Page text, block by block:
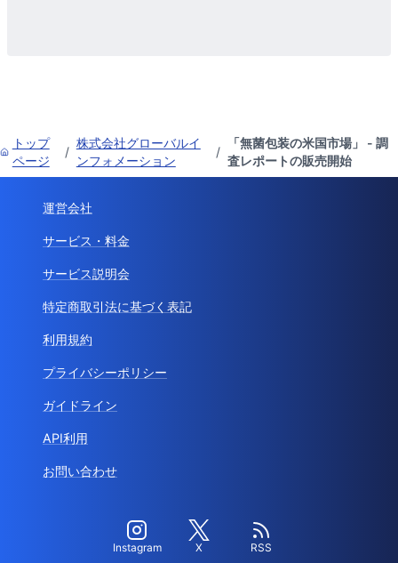
トップ
ページ
/
株式会社グローバルイ
ンフォメーション
/
「無菌包装の米国市場」 - 調
査レポートの販売開始
運営会社
サービス・料金
サービス説明会
特定商取引法に基づく表記
利用規約
プライバシーポリシー
ガイドライン
API利用
お問い合わせ
Instagram X RSS